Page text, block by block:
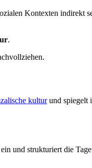
Kontexten indirekt
.
kulturund spiegelt
und strukturiert die